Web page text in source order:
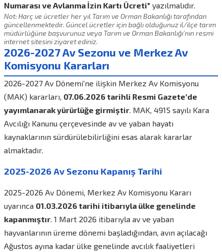
Numarası ve Avlanma İzin Kartı Ücreti" yazılmalıdır.
Not: Harç ve ücretler her yıl Tarım ve Orman Bakanlığı tarafından
güncellenmektedir. Güncel ücretler için bağlı olduğunuz il/ilçe tarım
müdürlüğüne başvurunuz veya Tarım ve Orman Bakanlığı'nın resmi
internet sitesini ziyaret ediniz.
2026-2027 Av Sezonu ve Merkez Av
Komisyonu Kararları
2026-2027 Av Dönemi'ne ilişkin Merkez Av Komisyonu
(MAK) kararları, 07.06.2026 tarihli Resmi Gazete'de
yayımlanarak yürürlüğe girmiştir. MAK, 4915 sayılı Kara
Avcılığı Kanunu çerçevesinde av ve yaban hayatı
kaynaklarının sürdürülebilirliğini esas alarak kararlar
almaktadır.
2025-2026 Av Sezonu Kapanış Tarihi
2025-2026 Av Dönemi, Merkez Av Komisyonu Kararı
uyarınca 01.03.2026 tarihi itibarıyla ülke genelinde
kapanmıştır. 1 Mart 2026 itibarıyla av ve yaban
hayvanlarının üreme dönemi başladığından, avın açılacağı
Ağustos ayına kadar ülke genelinde avcılık faaliyetleri